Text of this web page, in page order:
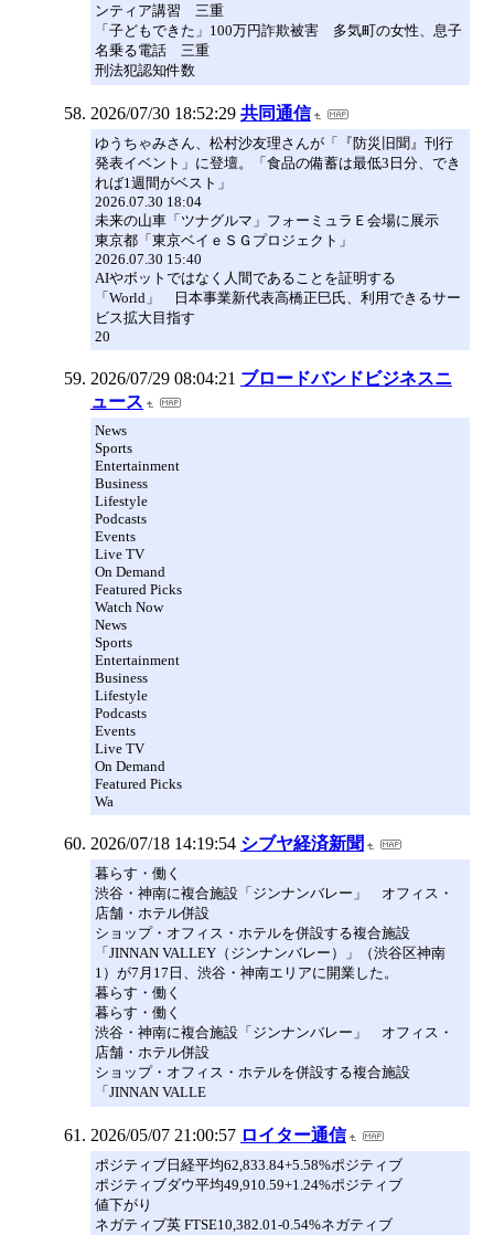
ンティア講習 三重
「子どもできた」100万円詐欺被害 多気町の女性、息子
名乗る電話 三重
刑法犯認知件数
2026/07/30 18:52:29 共同通信
ゆうちゃみさん、松村沙友理さんが「『防災旧聞』刊行
発表イベント」に登壇。「食品の備蓄は最低3日分、でき
れば1週間がベスト」
2026.07.30 18:04
未来の山車「ツナグルマ」フォーミュラＥ会場に展示
東京都「東京ベイｅＳＧプロジェクト」
2026.07.30 15:40
AIやボットではなく人間であることを証明する
「World」 日本事業新代表高橋正巳氏、利用できるサー
ビス拡大目指す
20
2026/07/29 08:04:21 ブロードバンドビジネスニ
ュース
News
Sports
Entertainment
Business
Lifestyle
Podcasts
Events
Live TV
On Demand
Featured Picks
Watch Now
News
Sports
Entertainment
Business
Lifestyle
Podcasts
Events
Live TV
On Demand
Featured Picks
Wa
2026/07/18 14:19:54 シブヤ経済新聞
暮らす・働く
渋谷・神南に複合施設「ジンナンバレー」 オフィス・
店舗・ホテル併設
ショップ・オフィス・ホテルを併設する複合施設
「JINNAN VALLEY（ジンナンバレー）」（渋谷区神南
1）が7月17日、渋谷・神南エリアに開業した。
暮らす・働く
暮らす・働く
渋谷・神南に複合施設「ジンナンバレー」 オフィス・
店舗・ホテル併設
ショップ・オフィス・ホテルを併設する複合施設
「JINNAN VALLE
2026/05/07 21:00:57 ロイター通信
ポジティブ日経平均62,833.84+5.58%ポジティブ
ポジティブダウ平均49,910.59+1.24%ポジティブ
値下がり
ネガティブ英 FTSE10,382.01-0.54%ネガティブ